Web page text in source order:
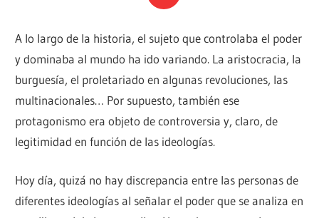
A lo largo de la historia, el sujeto que controlaba el poder
y dominaba al mundo ha ido variando. La aristocracia, la
burguesía, el proletariado en algunas revoluciones, las
multinacionales… Por supuesto, también ese
protagonismo era objeto de controversia y, claro, de
legitimidad en función de las ideologías.
Hoy día, quizá no hay discrepancia entre las personas de
diferentes ideologías al señalar el poder que se analiza en